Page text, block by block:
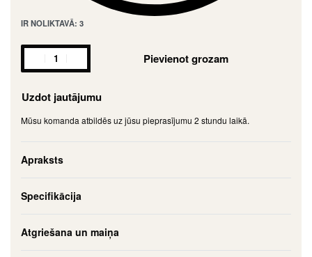
IR NOLIKTAVĀ: 3
Pievienot grozam
Uzdot jautājumu
Mūsu komanda atbildēs uz jūsu pieprasījumu 2 stundu laikā.
Apraksts
Specifikācija
Atgriešana un maiņa